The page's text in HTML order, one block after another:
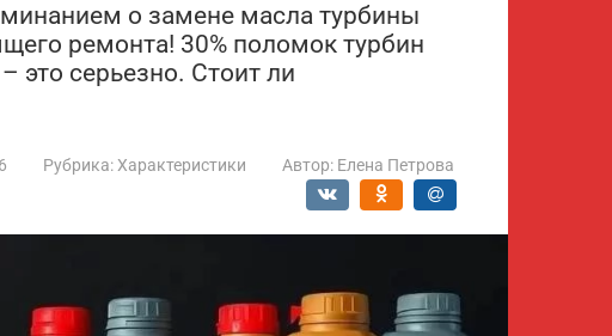
о замене масла турбины
ремонта! 30% поломок турбин
это серьезно. Стоит ли
Рубрика: Характеристики Автор: Елена Петрова